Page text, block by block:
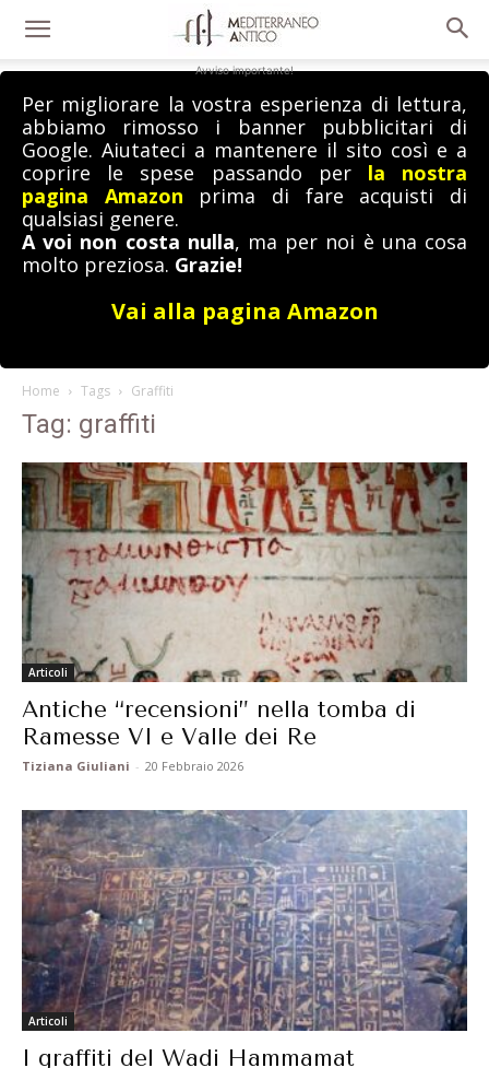
Avviso importante!
Per migliorare la vostra esperienza di lettura,
abbiamo rimosso i banner pubblicitari di
Google. Aiutateci a mantenere il sito così e a
coprire le spese passando per la nostra
pagina Amazon prima di fare acquisti di
qualsiasi genere.
A voi non costa nulla, ma per noi è una cosa
molto preziosa. Grazie!
Vai alla pagina Amazon
Home Tags Graffiti
Tag: graffiti
Articoli
Antiche “recensioni” nella tomba di
Ramesse VI e Valle dei Re
Tiziana Giuliani - 20 Febbraio 2026
Articoli
I graffiti del Wadi Hammamat